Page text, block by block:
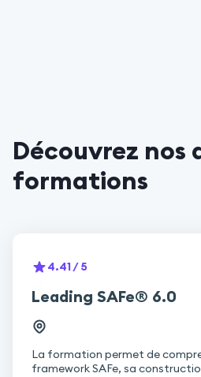
Découvrez nos
formations
4.41 / 5
Leading SAFe® 6.0
La formation permet de
framework SAFe, sa